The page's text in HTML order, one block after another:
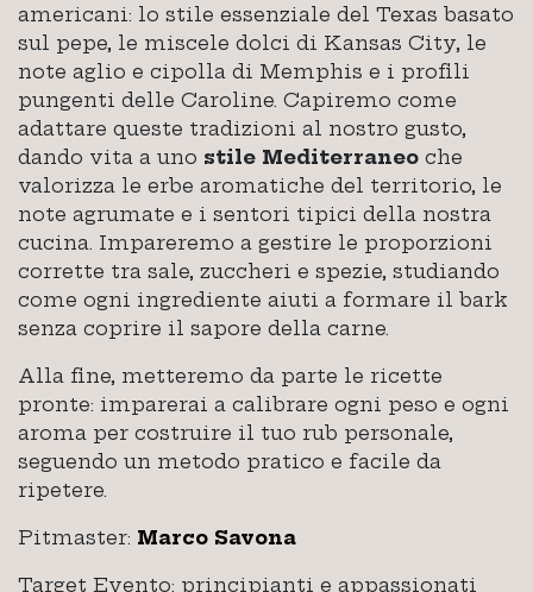
americani: lo stile essenziale del Texas basato
sul pepe, le miscele dolci di Kansas City, le
note aglio e cipolla di Memphis e i profili
pungenti delle Caroline. Capiremo come
adattare queste tradizioni al nostro gusto,
dando vita a uno stile Mediterraneo che
valorizza le erbe aromatiche del territorio, le
note agrumate e i sentori tipici della nostra
cucina. Impareremo a gestire le proporzioni
corrette tra sale, zuccheri e spezie, studiando
come ogni ingrediente aiuti a formare il bark
senza coprire il sapore della carne.
Alla fine, metteremo da parte le ricette
pronte: imparerai a calibrare ogni peso e ogni
aroma per costruire il tuo rub personale,
seguendo un metodo pratico e facile da
ripetere.
Pitmaster: Marco Savona
Target Evento: principianti e appassionati